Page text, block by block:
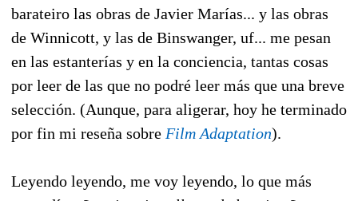
barateiro las obras de Javier Marías... y las obras
de Winnicott, y las de Binswanger, uf... me pesan
en las estanterías y en la conciencia, tantas cosas
por leer de las que no podré leer más que una breve
selección. (Aunque, para aligerar, hoy he terminado
por fin mi reseña sobre Film Adaptation).
Leyendo leyendo, me voy leyendo, lo que más